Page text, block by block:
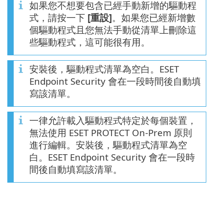
如果您不想要包含已經手動新增的驅動程
式，請按一下 [重設]。如果您已經新增數
個驅動程式且您無法手動從清單上刪除這
些驅動程式，這可能很有用。
安裝後，驅動程式清單為空白。ESET
Endpoint Security 會在一段時間後自動填
寫該清單。
一律允許載入驅動程式特定於每個裝置，
無法使用 ESET PROTECT On-Prem 原則
進行編輯。安裝後，驅動程式清單為空
白。ESET Endpoint Security 會在一段時
間後自動填寫該清單。